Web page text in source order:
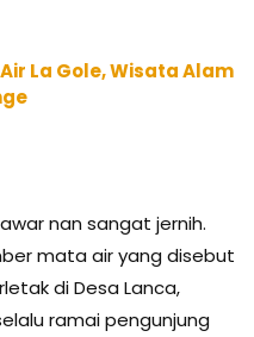
La Gole, Wisata Alam
nan sangat jernih.
mata air yang disebut
di Desa Lanca,
ramai pengunjung